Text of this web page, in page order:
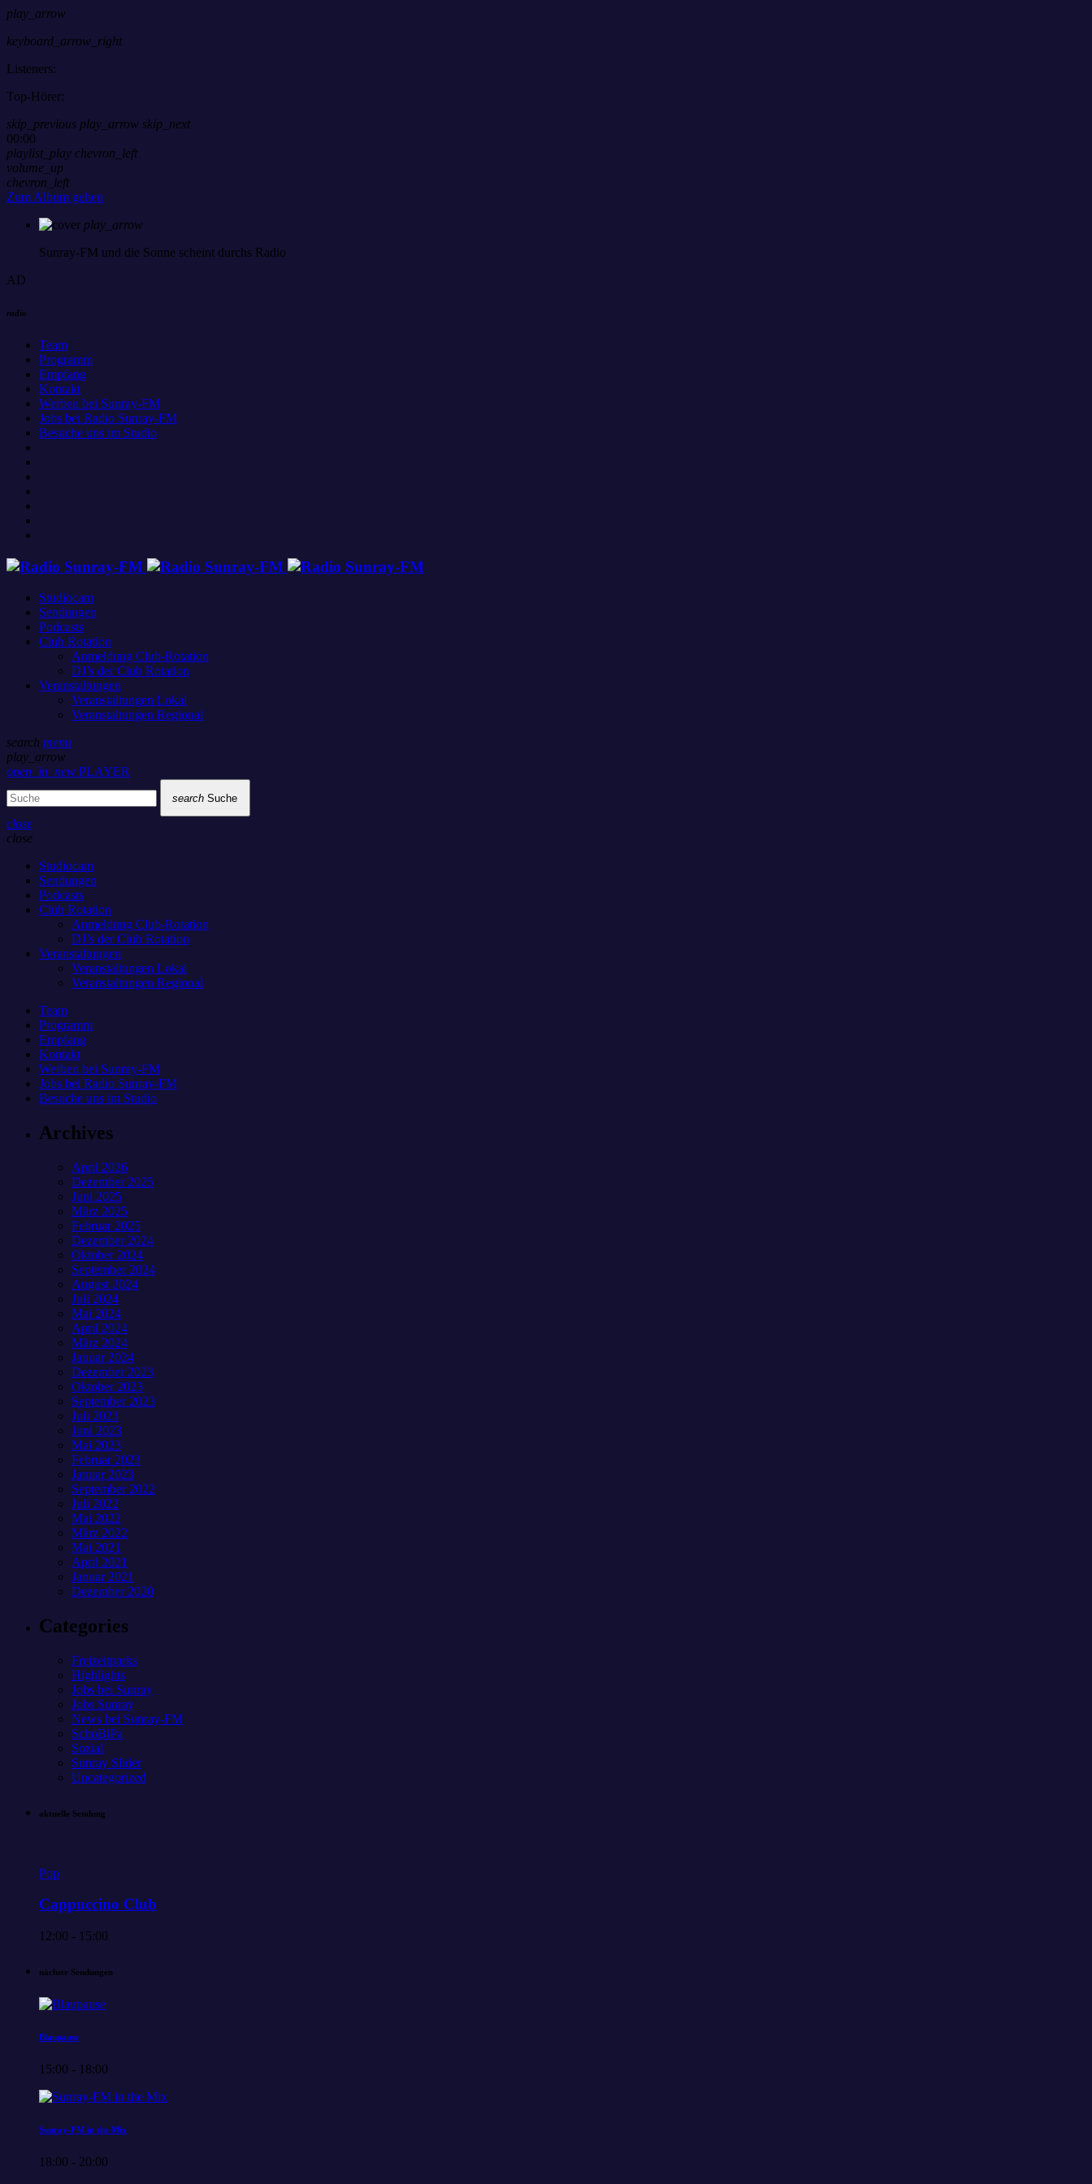
play_arrow
keyboard_arrow_right
Listeners:
Top-Hörer:
skip_previous play_arrow skip_next
00:00
playlist_play chevron_left
volume_up
chevron_left
Zum Album gehen
play_arrow
Sunray-FM und die Sonne scheint durchs Radio
AD
radio
Team
Programm
Empfang
Kontakt
Werben bei Sunray-FM
Jobs bei Radio Sunray-FM
Besuche uns im Studio
Studiocam
Sendungen
Podcasts
Club Rotation
Anmeldung Club-Rotation
DJ’s der Club Rotation
Veranstaltungen
Veranstaltungen Lokal
Veranstaltungen Regional
search menu
play_arrow
open_in_new PLAYER
search Suche
close
close
Studiocam
Sendungen
Podcasts
Club Rotation
Anmeldung Club-Rotation
DJ’s der Club Rotation
Veranstaltungen
Veranstaltungen Lokal
Veranstaltungen Regional
Team
Programm
Empfang
Kontakt
Werben bei Sunray-FM
Jobs bei Radio Sunray-FM
Besuche uns im Studio
Archives
April 2026
Dezember 2025
Juni 2025
März 2025
Februar 2025
Dezember 2024
Oktober 2024
September 2024
August 2024
Juli 2024
Mai 2024
April 2024
März 2024
Januar 2024
Dezember 2023
Oktober 2023
September 2023
Juli 2023
Juni 2023
Mai 2023
Februar 2023
Januar 2023
September 2022
Juli 2022
Mai 2022
März 2022
Mai 2021
April 2021
Januar 2021
Dezember 2020
Categories
Freizeitparks
Highlights
Jobs bei Sunray
Jobs Sunray
News bei Sunray-FM
SchoBiPa
Sozial
Sunray Slider
Uncategorized
aktuelle Sendung
Pop
Cappuccino Club
12:00 - 15:00
nächste Sendungen
Blaupause
15:00 - 18:00
Sunray-FM in the Mix
18:00 - 20:00